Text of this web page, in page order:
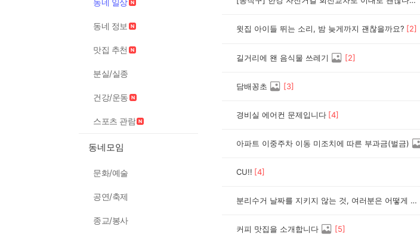
동네 일상
동네 정보
맛집 추천
분실/실종
건강/운동
스포츠 관람
동네모임
문화/예술
공연/축제
종교/봉사
윗집 아이들 뛰는 소리, 밤 늦게까지 괜찮을까요? [2]
길거리에 왠 음식물 쓰레기 [2]
담배꽁초 [3]
경비실 에어컨 문제입니다 [4]
아파트 이중주차 이동 미조치에 따른 부과금(벌금)
CU!! [4]
분리수거 날짜를 지키지 않는 것, 여러분은 어떻게 생각하시나요?
커피 맛집을 소개합니다 [5]